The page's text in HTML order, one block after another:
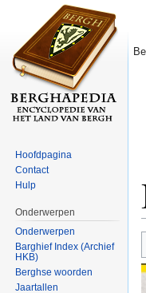
Hoofdpagina
Contact
Hulp
Onderwerpen
Onderwerpen
Barghief Index (Archief
HKB)
Berghse woorden
Jaartallen